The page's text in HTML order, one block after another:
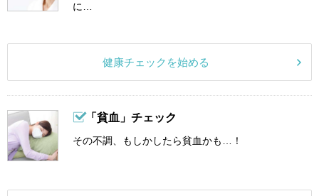
に…
健康チェックを始める
「貧血」チェック
その不調、もしかしたら貧血かも…！